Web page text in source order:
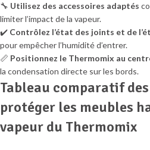
🔧 Utilisez des accessoires adaptés
limiter l’impact de la vapeur.
✔️ Contrôlez l’état des joints et de
pour empêcher l’humidité d’entrer.
📏 Positionnez le Thermomix au
la condensation directe sur les bords.
Tableau comparatif
protéger les meubles
vapeur du Thermomix